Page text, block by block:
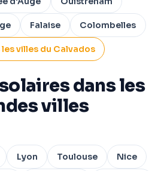
Falaise Colombelles
villes du Calvados
dans les
villes
Lyon Toulouse Nice